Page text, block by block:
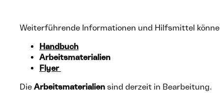
Weiterführende Informationen und Hilfsmittel
Handbuch
Arbeitsmaterialien
Flyer
Die Arbeitsmaterialien sind derzeit in Bearbeitung.